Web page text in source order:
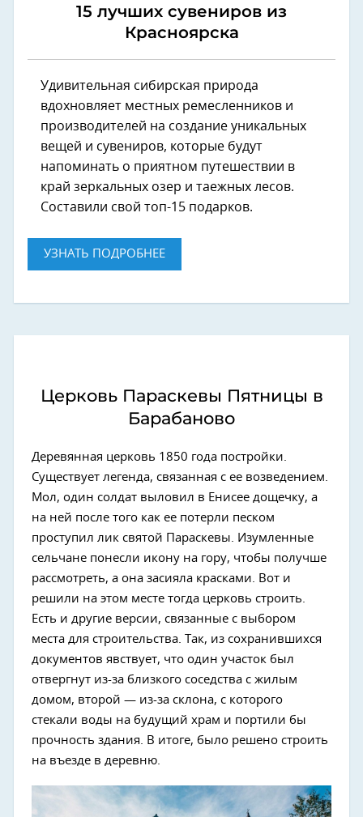
15 лучших сувениров из
Красноярска
Удивительная сибирская природа
вдохновляет местных ремесленников и
производителей на создание уникальных
вещей и сувениров, которые будут
напоминать о приятном путешествии в
край зеркальных озер и таежных лесов.
Составили свой топ-15 подарков.
УЗНАТЬ ПОДРОБНЕЕ
Церковь Параскевы Пятницы в
Барабаново
Деревянная церковь 1850 года постройки.
Существует легенда, связанная с ее возведением.
Мол, один солдат выловил в Енисее дощечку, а
на ней после того как ее потерли песком
проступил лик святой Параскевы. Изумленные
сельчане понесли икону на гору, чтобы получше
рассмотреть, а она засияла красками. Вот и
решили на этом месте тогда церковь строить.
Есть и другие версии, связанные с выбором
места для строительства. Так, из сохранившихся
документов явствует, что один участок был
отвергнут из-за близкого соседства с жилым
домом, второй — из-за склона, с которого
стекали воды на будущий храм и портили бы
прочность здания. В итоге, было решено строить
на въезде в деревню.